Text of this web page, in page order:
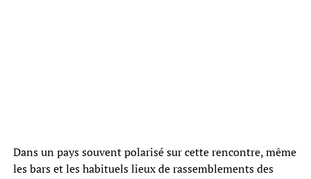
Dans un pays souvent polarisé sur cette rencontre, même
les bars et les habituels lieux de rassemblements des